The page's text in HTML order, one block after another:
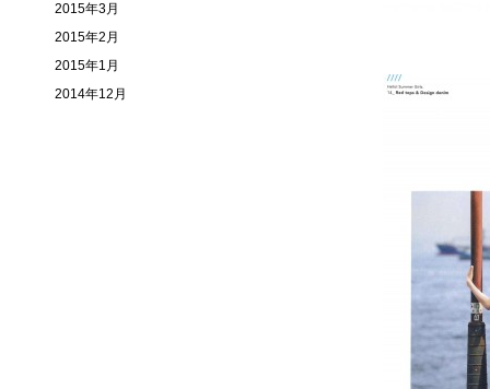
2015年3月
2015年2月
2015年1月
2014年12月